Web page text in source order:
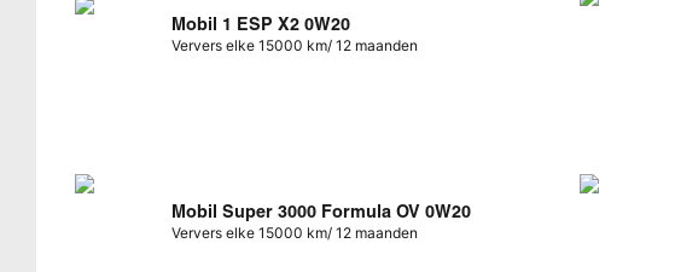
Mobil 1 ESP X2 0W20
Ververs elke 15000 km/ 12 maanden
Mobil Super 3000 Formula OV 0W20
Ververs elke 15000 km/ 12 maanden